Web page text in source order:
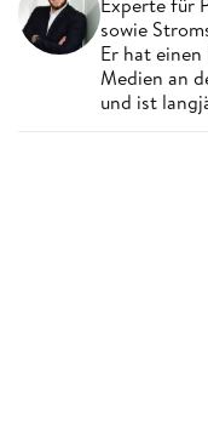
sowie
Er hat
Medien an
und ist